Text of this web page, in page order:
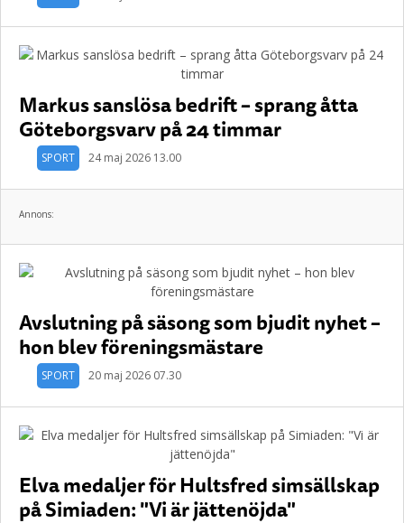
Markus sanslösa bedrift – sprang åtta
Göteborgsvarv på 24 timmar
SPORT 24 maj 2026 13.00
Annons:
Avslutning på säsong som bjudit nyhet –
hon blev föreningsmästare
SPORT 20 maj 2026 07.30
Elva medaljer för Hultsfred simsällskap
på Simiaden: "Vi är jättenöjda"